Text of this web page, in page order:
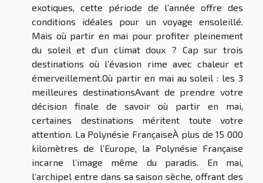
exotiques, cette période de l’année offre des
conditions idéales pour un voyage ensoleillé.
Mais où partir en mai pour profiter pleinement
du soleil et d’un climat doux ? Cap sur trois
destinations où l’évasion rime avec chaleur et
émerveillement.Où partir en mai au soleil : les 3
meilleures destinationsAvant de prendre votre
décision finale de savoir où partir en mai,
certaines destinations méritent toute votre
attention. La Polynésie FrançaiseÀ plus de 15 000
kilomètres de l’Europe, la Polynésie Française
incarne l’image même du paradis. En mai,
l’archipel entre dans sa saison sèche, offrant des